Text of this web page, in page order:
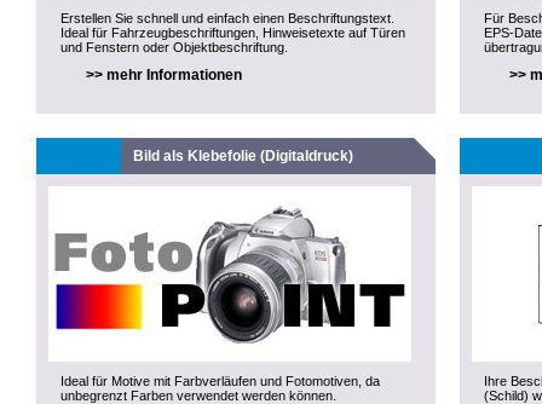
Erstellen Sie schnell und einfach einen Beschriftungstext.
Ideal für Fahrzeugbeschriftungen, Hinweisetexte auf Türen
und Fenstern oder Objektbeschriftung.
>> mehr Informationen
Für
EPS-
>>
Bild als Klebefolie (Digitaldruck)
Ideal für Motive mit Farbverläufen und Fotomotiven, da
unbegrenzt Farben verwendet werden können.
Ihre
(Schild)